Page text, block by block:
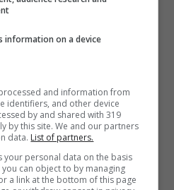
ha trovato l’amore (Foto
ladradibiciclette.it
il sogno della mia
Venezia. Per la
sogno devo
donne, perché senza
information on a device
and information from
identifiers, and other device
by and shared with 319
by this site. We and our partners
data. List of partners.
your personal data on the basis
can object to by managing
a link at the bottom of this page